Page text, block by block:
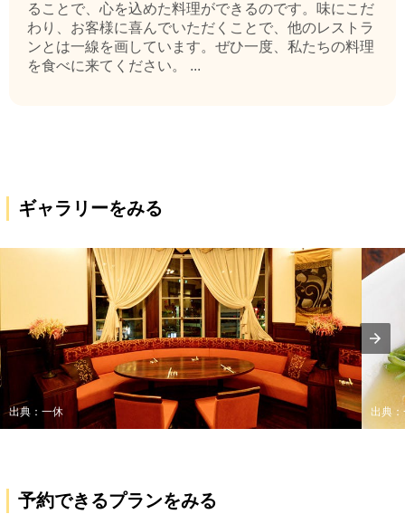
ることで、心を込めた料理ができるのです。味にこだ
わり、お客様に喜んでいただくことで、他のレストラ
ンとは一線を画しています。ぜひ一度、私たちの料理
を食べに来てください。 ...
ギャラリーをみる
出典：一休 出典
予約できるプランをみる